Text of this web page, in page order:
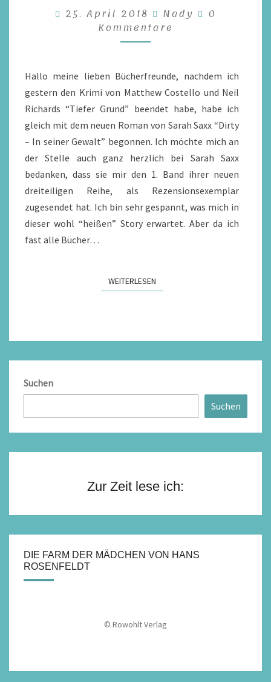
–
DIRTY
IN
GEWALT
25. April 2018 Nady
0
Kommentare
Hallo meine lieben Bücherfreunde, nachdem ich
gestern den Krimi von Matthew Costello und Neil
Richards “Tiefer Grund” beendet habe, habe ich
gleich mit dem neuen Roman von Sarah Saxx “Dirty
– In seiner Gewalt” begonnen. Ich möchte mich an
der Stelle auch ganz herzlich bei Sarah Saxx
bedanken, dass sie mir den 1. Band ihrer neuen
dreiteiligen Reihe, als Rezensionsexemplar
zugesendet hat. Ich bin sehr gespannt, was mich in
dieser wohl “heißen” Story erwartet. Aber da ich
fast alle Bücher…
WEITERLESENWEITERLESEN
Suchen
Suchen
Zur Zeit lese ich:
DIE FARM DER MÄDCHEN VON HANS
ROSENFELDT
© Rowohlt Verlag